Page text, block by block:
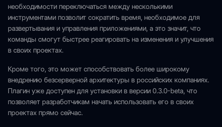
необходимости переключаться между несколькими
инструментами позволит сократить время, необходимое для
развертывания и управления приложениями, а это значит, что
команды смогут быстрее реагировать на изменения и улучшения
в своих проектах.
Кроме того, это может способствовать более широкому
внедрению безсерверной архитектуры в российских компаниях.
Плагин уже доступен для установки в версии 0.3.0-beta, что
позволяет разработчикам начать использовать его в своих
проектах прямо сейчас.